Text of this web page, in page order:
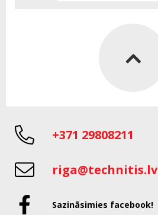
+371 29808211
riga@technitis.lv
Sazināsimies facebook!